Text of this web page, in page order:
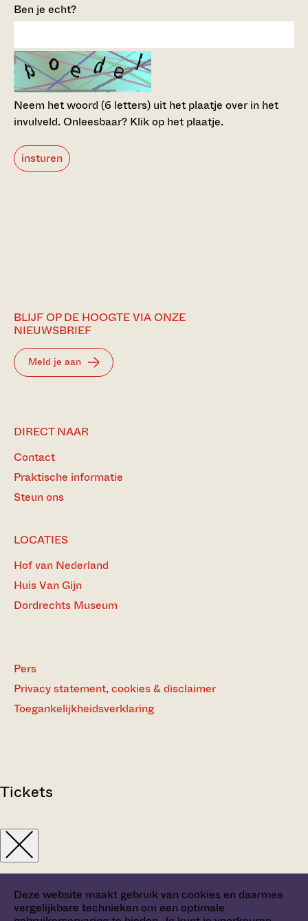
Deze website maakt gebruik van cookies en daarmee
vergelijkbare technieken om een optimale
Ben je echt?
Neem het woord (6 letters) uit het plaatje over in het
invulveld.Onleesbaar? Klik op het plaatje.
insturen
BLIJF OP DE HOOGTE VIA ONZE
NIEUWSBRIEF
Meld je aan
DIRECT NAAR
Contact
Praktische informatie
Steun ons
LOCATIES
Hof van Nederland
Huis Van Gijn
Dordrechts Museum
Pers
Privacy statement, cookies & disclaimer
Toegankelijkheidsverklaring
Tickets